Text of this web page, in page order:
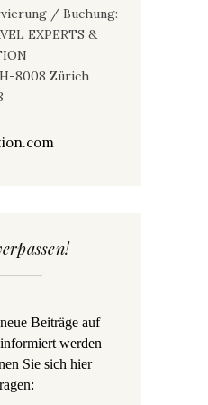
/ Buchung:
EXPERTS &
8008 Zürich
Beiträge auf
werden
Sie sich hier